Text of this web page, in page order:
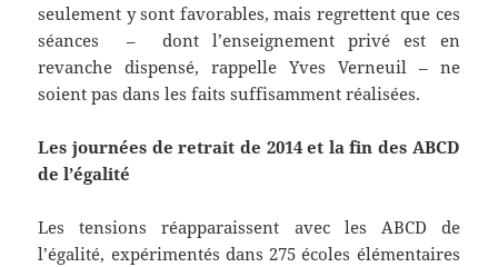
seulement y sont favorables, mais regrettent que ces
séances – dont l’enseignement privé est en
revanche dispensé, rappelle Yves Verneuil – ne
soient pas dans les faits suffisamment réalisées.
Les journées de retrait de 2014 et la fin des ABCD
de l’égalité
Les tensions réapparaissent avec les ABCD de
l’égalité, expérimentés dans 275 écoles élémentaires